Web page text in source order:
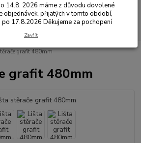
Hledat
grafit 480mm
grafit 480mm
14.8. 2026 máme z důvodu dovolené
objednávek, přijatých v tomto období,
17.8.2026 Děkujeme za pochopení
Zavřít